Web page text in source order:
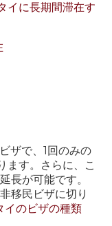
イに長期間滞在す
ザで、1回のみの
ます。さらに、こ
長が可能です。
移民ビザに切り
イのビザの種類